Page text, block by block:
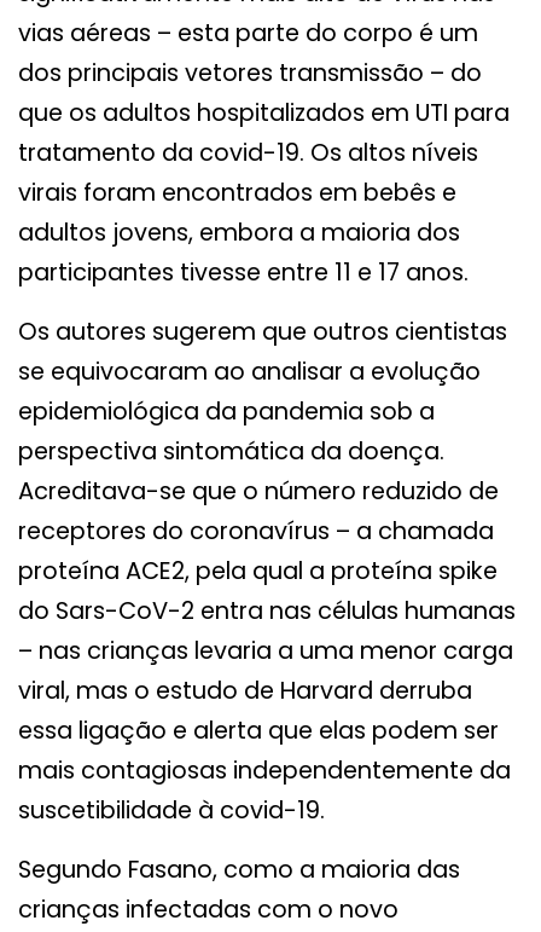
vias aéreas – esta parte do corpo é um
dos principais vetores transmissão – do
que os adultos hospitalizados em UTI para
tratamento da covid-19. Os altos níveis
virais foram encontrados em bebês e
adultos jovens, embora a maioria dos
participantes tivesse entre 11 e 17 anos.
Os autores sugerem que outros cientistas
se equivocaram ao analisar a evolução
epidemiológica da pandemia sob a
perspectiva sintomática da doença.
Acreditava-se que o número reduzido de
receptores do coronavírus – a chamada
proteína ACE2, pela qual a proteína spike
do Sars-CoV-2 entra nas células humanas
– nas crianças levaria a uma menor carga
viral, mas o estudo de Harvard derruba
essa ligação e alerta que elas podem ser
mais contagiosas independentemente da
suscetibilidade à covid-19.
Segundo Fasano, como a maioria das
crianças infectadas com o novo